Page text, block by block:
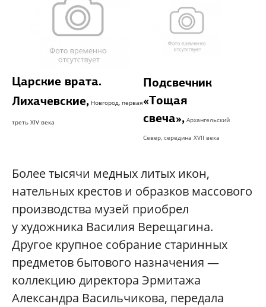
Царские врата.
Лихачевские, Новгород, первая
треть XIV века
Подсвечник
«Тощая
свеча», Архангельский
Север, середина XVII века
Более тысячи медных литых икон,
нательных крестов и образков массового
производства музей приобрел
у художника Василия Верещагина.
Другое крупное собрание старинных
предметов бытового назначения —
коллекцию директора Эрмитажа
Александра Васильчикова, передала